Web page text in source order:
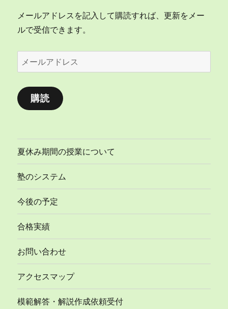
メールアドレスを記入して購読すれば、更新をメー
ルで受信できます。
ー
ル
ア
購読
夏休み期間の授業について
塾のシステム
今後の予定
合格実績
お問い合わせ
アクセスマップ
模範解答・解説作成依頼受付